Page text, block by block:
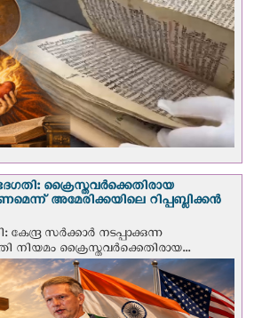
ക്രൈസ്തവർക്കെതിരായ
അമേരിക്കയിലെ റിപ്പബ്ലിക്കൻ
സർക്കാർ നടപ്പാക്കുന്ന
നിയമം ക്രൈസ്തവർക്കെതിരായ...